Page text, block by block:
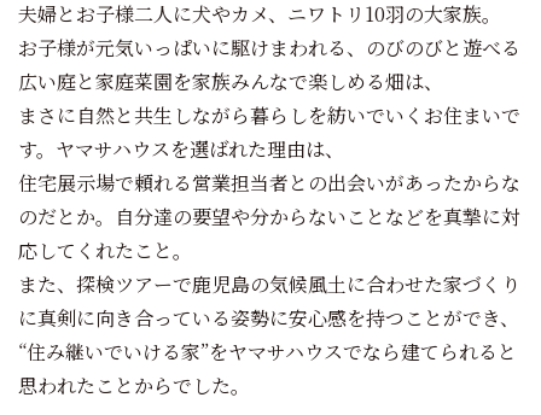
夫婦とお子様二人に犬やカメ、ニワトリ10羽の大家族。
お子様が元気いっぱいに駆けまわれる、のびのびと遊べる
広い庭と家庭菜園を家族みんなで楽しめる畑は、
まさに自然と共生しながら暮らしを紡いでいくお住まいで
す。ヤマサハウスを選ばれた理由は、
住宅展示場で頼れる営業担当者との出会いがあったからな
のだとか。自分達の要望や分からないことなどを真摯に対
応してくれたこと。
また、探検ツアーで鹿児島の気候風土に合わせた家づくり
に真剣に向き合っている姿勢に安心感を持つことができ、
“住み継いでいける家”をヤマサハウスでなら建てられると
思われたことからでした。